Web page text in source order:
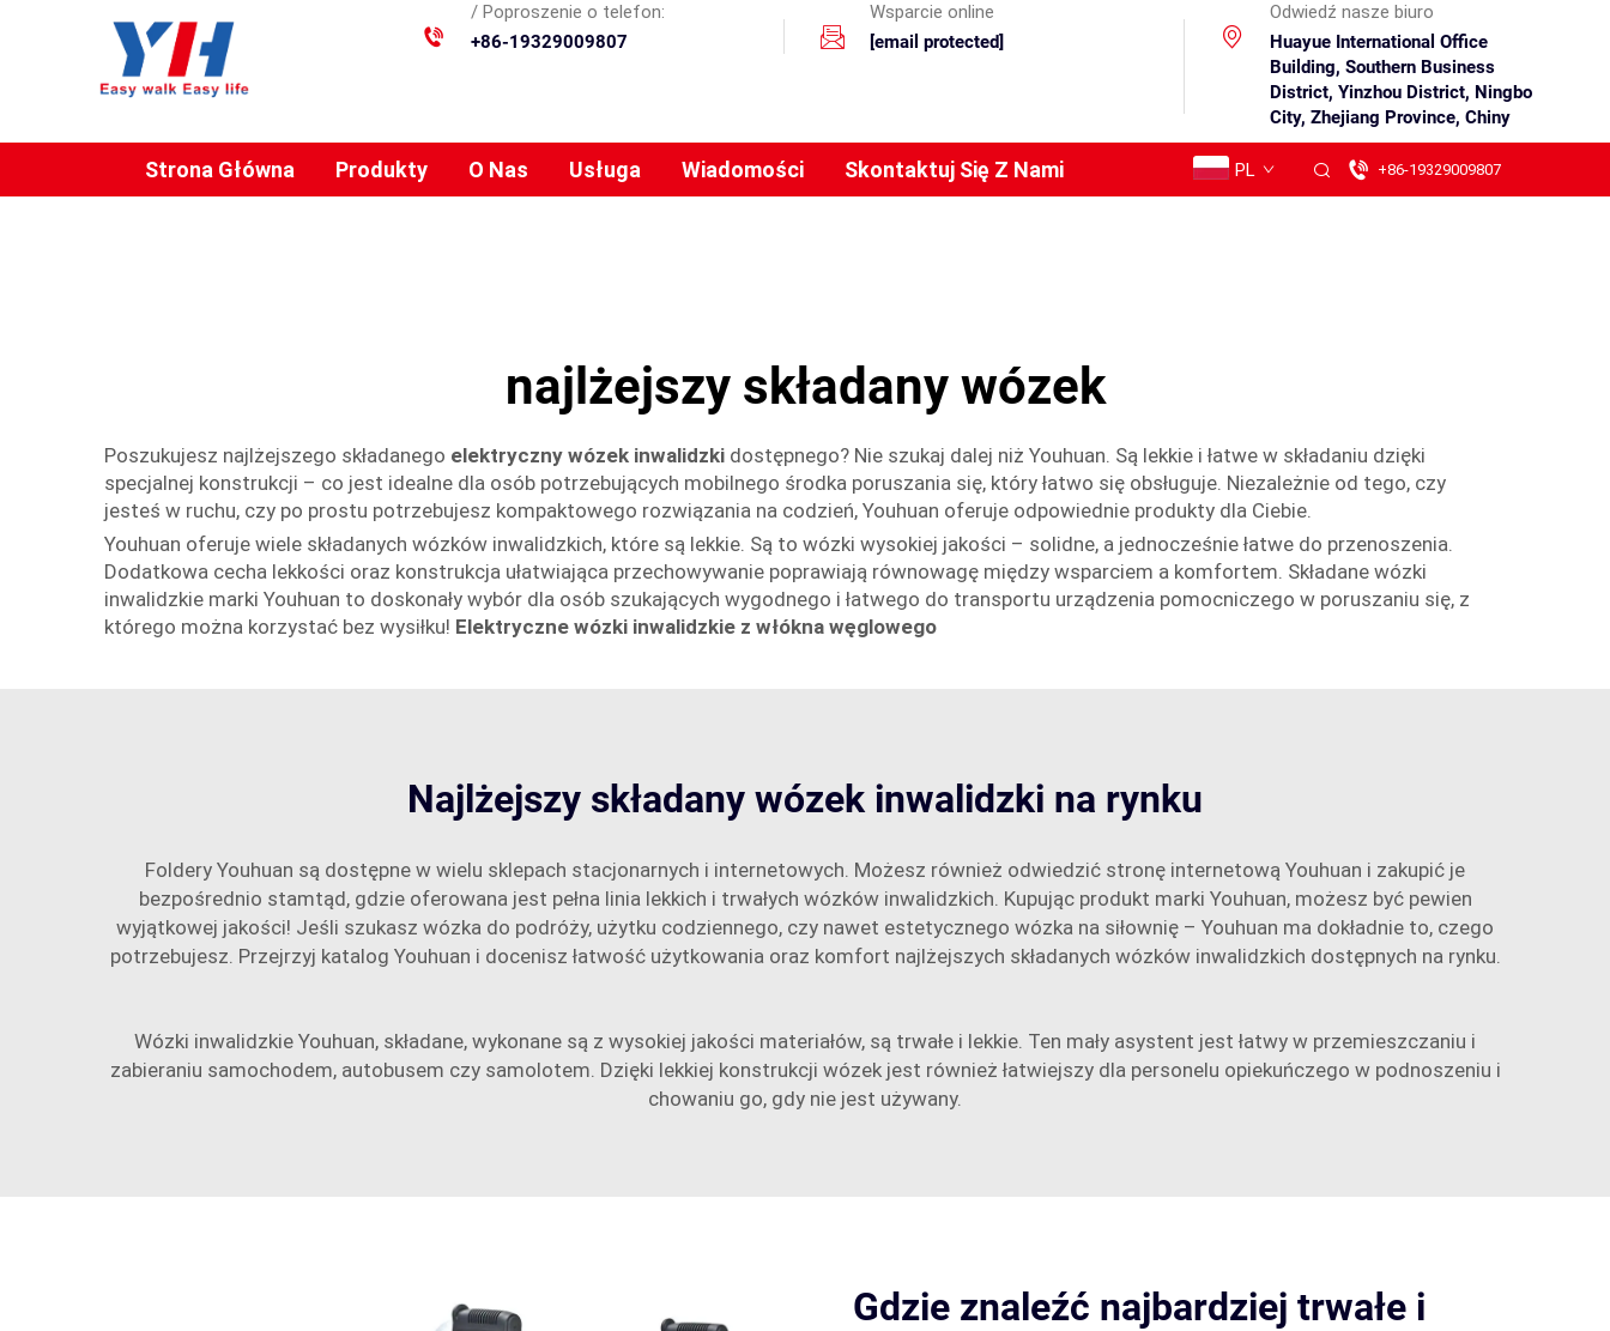
/ Poproszenie o telefon:
+86-19329009807
Wsparcie online
[email protected]
Odwiedź nasze biuro
Huayue International Office
Building, Southern Business
District, Yinzhou District, Ningbo
City, Zhejiang Province, Chiny
Strona Główna Produkty O Nas Usługa Wiadomości Skontaktuj Się Z Nami PL +86-19329009807
najlżejszy składany wózek
Poszukujesz najlżejszego składanego elektryczny wózek inwalidzki dostępnego? Nie szukaj dalej niż Youhuan. Są lekkie i łatwe w składaniu dzięki
specjalnej konstrukcji – co jest idealne dla osób potrzebujących mobilnego środka poruszania się, który łatwo się obsługuje. Niezależnie od tego, czy
jesteś w ruchu, czy po prostu potrzebujesz kompaktowego rozwiązania na codzień, Youhuan oferuje odpowiednie produkty dla Ciebie.
Youhuan oferuje wiele składanych wózków inwalidzkich, które są lekkie. Są to wózki wysokiej jakości – solidne, a jednocześnie łatwe do przenoszenia.
Dodatkowa cecha lekkości oraz konstrukcja ułatwiająca przechowywanie poprawiają równowagę między wsparciem a komfortem. Składane wózki
inwalidzkie marki Youhuan to doskonały wybór dla osób szukających wygodnego i łatwego do transportu urządzenia pomocniczego w poruszaniu się, z
którego można korzystać bez wysiłku! Elektryczne wózki inwalidzkie z włókna węglowego
Najlżejszy składany wózek inwalidzki na rynku
Foldery Youhuan są dostępne w wielu sklepach stacjonarnych i internetowych. Możesz również odwiedzić stronę internetową Youhuan i zakupić je
bezpośrednio stamtąd, gdzie oferowana jest pełna linia lekkich i trwałych wózków inwalidzkich. Kupując produkt marki Youhuan, możesz być pewien
wyjątkowej jakości! Jeśli szukasz wózka do podróży, użytku codziennego, czy nawet estetycznego wózka na siłownię – Youhuan ma dokładnie to, czego
potrzebujesz. Przejrzyj katalog Youhuan i docenisz łatwość użytkowania oraz komfort najlżejszych składanych wózków inwalidzkich dostępnych na rynku.
Wózki inwalidzkie Youhuan, składane, wykonane są z wysokiej jakości materiałów, są trwałe i lekkie. Ten mały asystent jest łatwy w przemieszczaniu i
zabieraniu samochodem, autobusem czy samolotem. Dzięki lekkiej konstrukcji wózek jest również łatwiejszy dla personelu opiekuńczego w podnoszeniu i
chowaniu go, gdy nie jest używany.
Gdzie znaleźć najbardziej trwałe i